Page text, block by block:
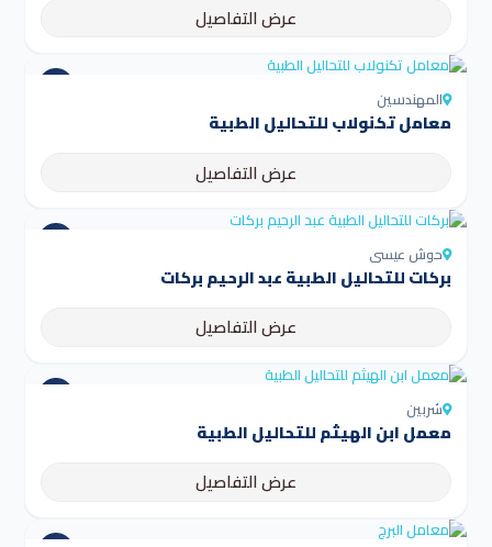
عرض التفاصيل
المهندسين
معامل تكنولاب للتحاليل الطبية
عرض التفاصيل
حوش عيسى
بركات للتحاليل الطبية عبد الرحيم بركات
عرض التفاصيل
شربين
عرض التفاصيل